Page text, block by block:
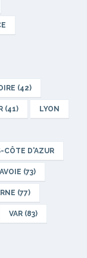
(42)
(41) LYON
CÔTE D'AZUR
(73)
(77)
VAR (83)